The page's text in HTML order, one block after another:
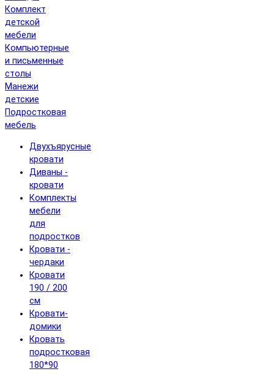
Комплект
детской
мебели
Компьютерные
и письменные
столы
Манежи
детские
Подростковая
мебель
Двухъярусные
кровати
Диваны -
кровати
Комплекты
мебели
для
подростков
Кровати -
чердаки
Кровати
190 / 200
см
Кровати-
домики
Кровать
подростковая
180*90